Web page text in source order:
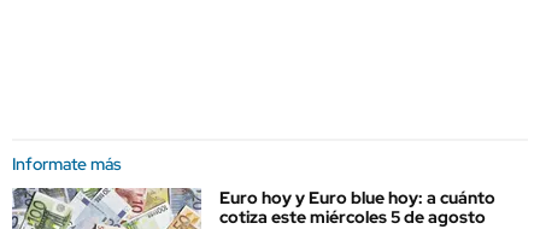
Informate más
Euro hoy y Euro blue hoy: a cuánto
cotiza este miércoles 5 de agosto